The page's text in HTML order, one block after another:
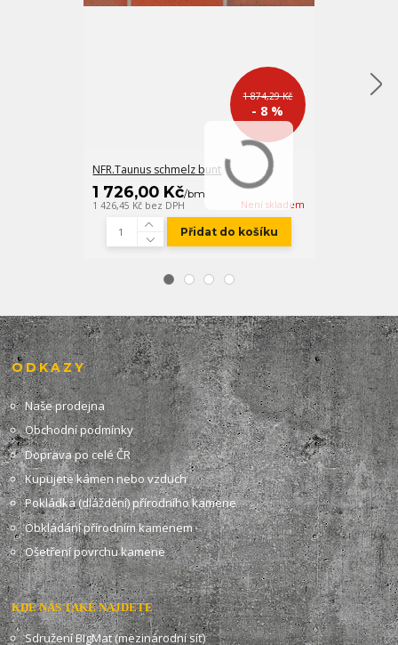
1 874,29 Kč
- 8 %
NFR.Taunus schmelz bunt
1 726,00 Kč/bm
1 426,45 Kč bez DPH Není skladem
Přidat do košíku
ODKAZY
Naše prodejna
Obchodní podmínky
Doprava po celé ČR
Kupujete kámen nebo vzduch
Pokládka (dláždění) přírodního kamene
Obkládání přírodním kamenem
Ošetření povrchu kamene
KDE NÁS TAKÉ NAJDETE
Sdružení BIgMat (mezinárodní síť)